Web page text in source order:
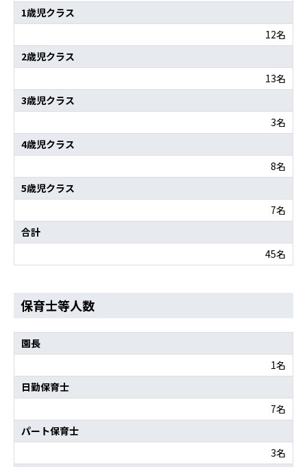
1歳児クラス
12名
2歳児クラス
13名
3歳児クラス
3名
4歳児クラス
8名
5歳児クラス
7名
合計
45名
保育士等人数
園長
1名
日勤保育士
7名
パート保育士
3名